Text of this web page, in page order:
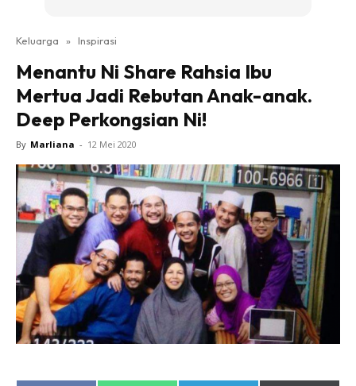
Keluarga » Inspirasi
Menantu Ni Share Rahsia Ibu
Mertua Jadi Rebutan Anak-anak.
Deep Perkongsian Ni!
By Marliana - 12 Mei 2020